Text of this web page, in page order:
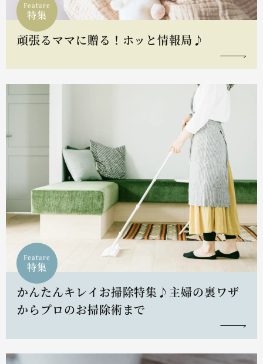
Feature
特集
頑張るママに贈る！ホッと情報局♪
Feature
特集
かんたんキレイお掃除特集♪主婦の裏ワザ
からプロのお掃除術まで